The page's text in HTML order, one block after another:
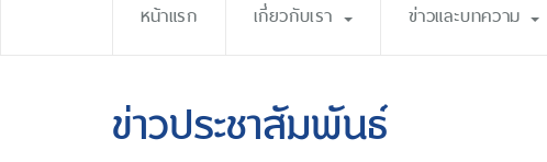
หน้าแรก เกี่ยวกับเรา ข่าวและบทความ
ข่าวประชาสัมพันธ์